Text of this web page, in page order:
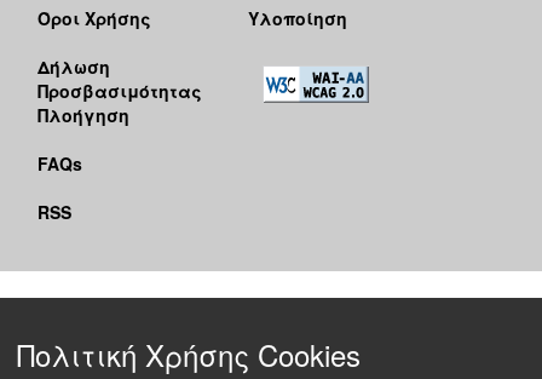
Όροι Χρήσης
Δήλωση
Προσβασιμότητας
Πλοήγηση
FAQs
RSS
Υλοποίηση
Πολιτική Χρήσης Cookies